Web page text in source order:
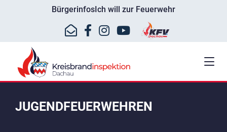
BürgerinfosIch will zur Feuerwehr
JUGENDFEUERWEHREN